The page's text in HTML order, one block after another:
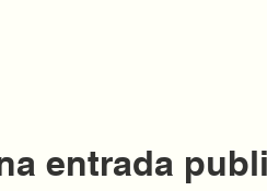
entrada